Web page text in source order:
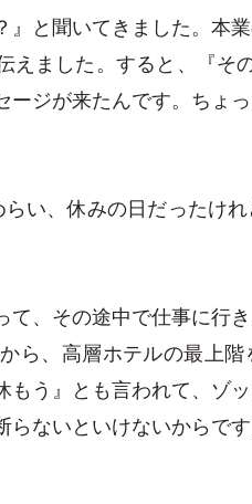
』と聞いてきました。本
えました。すると、『そ
ージが来たんです。ちょ
い、休みの日だったけ
て、その途中で仕事に行
ら、高層ホテルの最上
もう』とも言われて、ゾ
ないといけないからです